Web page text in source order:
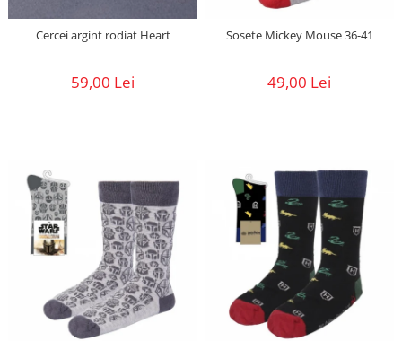
Cercei argint rodiat Heart
59,00 Lei
Sosete Mickey Mouse 36-41
49,00 Lei